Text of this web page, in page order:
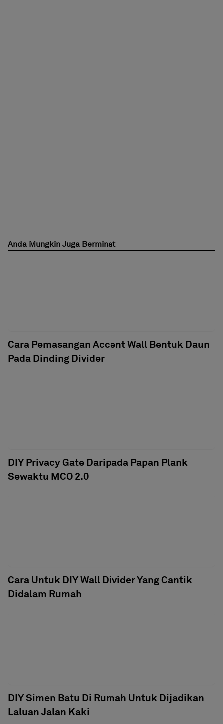
Anda Mungkin Juga Berminat
Cara Pemasangan Accent Wall Bentuk Daun
Pada Dinding Divider
DIY Privacy Gate Daripada Papan Plank
Sewaktu MCO 2.0
Cara Untuk DIY Wall Divider Yang Cantik
Didalam Rumah
DIY Simen Batu Di Rumah Untuk Dijadikan
Laluan Jalan Kaki